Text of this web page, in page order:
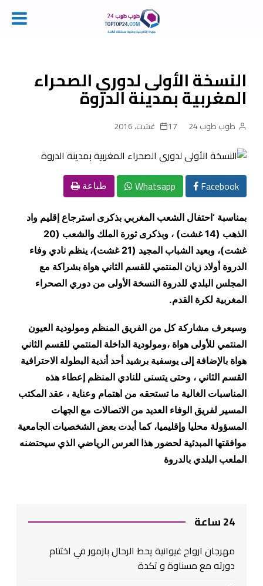
contentالنسخة الأولى لدوري الصحراء
المغربية بمدينة الدروة
طوب طوب 24 17 غشت، 2016
Facebook
Whatsapp طباعة
بمناسبة ‘احتفال الشعب المغربي بذكرى استرجاع إقليم واد
الذهب (14 غشت) ، وبذكرى ثورة الملك والشعب (20
غشت)، وبعيد الشباب المجيد (21 غشت)، ينظم نادي وفاء
الدروة أولاد زيان المنتمي للقسم الثاني هواة بشراكة مع
المجلس البلدي للدروة النسخة الأولى من دوري الصحراء
المغربية لكرة القدم.
وسيعرف مشاركة كل من الفريق المنظم ومولودية العيون
المنتمي للأولى هواة ،ومولودية الداخلة المنتمي للقسم الثاني
هواة بالإضافة إلى يوسفية برشيد أحد أندية البطولة الاحترافية
القسم الثاني ، وحتى يتسنى للنادي المنظم إعطاء هذه
المناسبات الغالية ما تستحقه من اهتمام وعناية ، عقد المكتب
المسير لفريق الوفاء العديد من الاتصالات مع الجهات
المسؤولة محليا وإقليميا، كما أبدت بعض الشخصيات الجامعية
موافقتها المبدئية لحضور هذا العرس الرياضي الذي سيحتضنه
الملعب البلدي بالدروة
24 ساعة
مهرجان ارواح غيوانية يحط الرحال بازمور في اختتام
دورته مع مسناوة و تكدة